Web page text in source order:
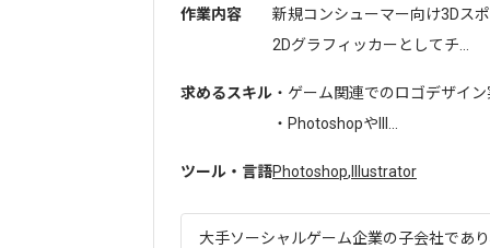
作業内容
新規コンシューマー向け3Dス
2Dグラフィッカーとしてチ...
求めるスキル ・ゲーム関連でのロゴデザイ
・PhotoshopやIll...
ツール・言語Photoshop, Illustrator
大手ソーシャルゲーム企業の子会社であ